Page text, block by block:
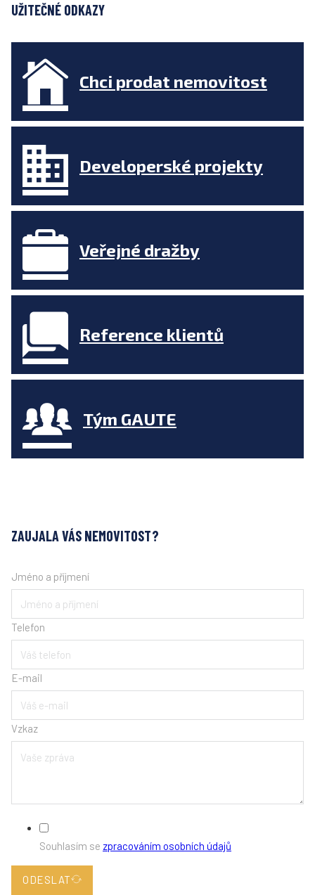
UŽITEČNÉ ODKAZY
Chci prodat nemovitost
Developerské projekty
Veřejné dražby
Reference klientů
Tým GAUTE
ZAUJALA VÁS NEMOVITOST?
Jméno a příjmení
Telefon
E-mail
Vzkaz
Souhlasím se zpracováním osobních údajů
ODESLAT